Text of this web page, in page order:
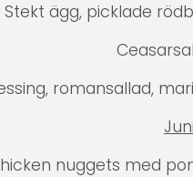
Stekt ägg, picklade
romansallad,
nuggets med